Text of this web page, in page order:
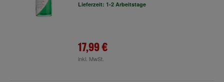
Lieferzeit: 1-2 Arbeitstage
17,99 €
inkl. MwSt.